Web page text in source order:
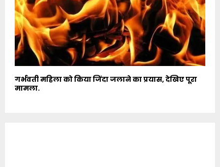
गर्भवती महिला को किया जिंदा जलाने का प्रयास, देखिए पूरा
मामला.